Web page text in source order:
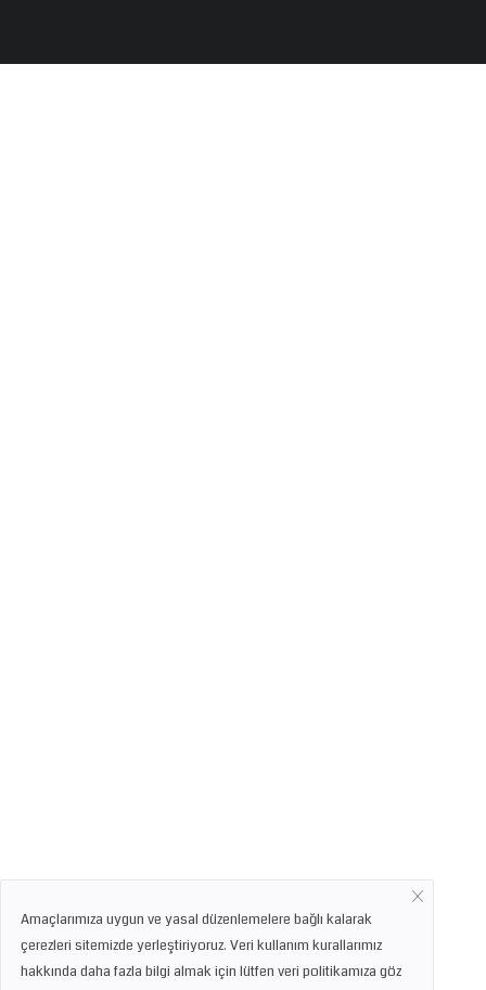
Amaçlarımıza uygun ve yasal düzenlemelere bağlı kalarak
çerezleri sitemizde yerleştiriyoruz. Veri kullanım kurallarımız
hakkında daha fazla bilgi almak için lütfen veri politikamıza göz